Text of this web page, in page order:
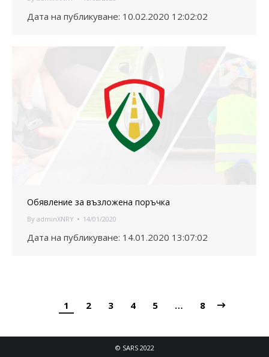
Дата на публикуване: 10.02.2020 12:02:02
Обявление за възложена поръчка
By adminXNRY 14/01/2020
Дата на публикуване: 14.01.2020 13:07:02
1 2 3 4 5 … 8
© SARS 2022